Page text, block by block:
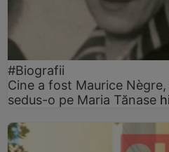
#Biografii
Cine a fost Maurice
sedus-o pe Maria Tănase